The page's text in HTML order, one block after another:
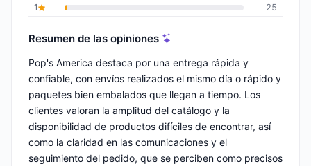
1
25
Resumen de las opiniones
Pop's America destaca por una entrega rápida y
confiable, con envíos realizados el mismo día o rápido y
paquetes bien embalados que llegan a tiempo. Los
clientes valoran la amplitud del catálogo y la
disponibilidad de productos difíciles de encontrar, así
como la claridad en las comunicaciones y el
seguimiento del pedido, que se perciben como precisos